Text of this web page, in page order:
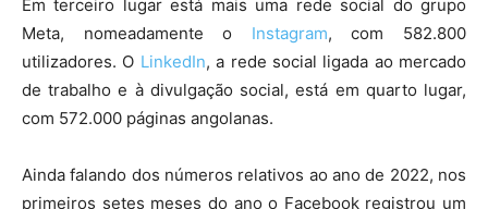
Em terceiro lugar está mais uma rede social do grupo
Meta, nomeadamente o Instagram, com 582.800
utilizadores. O LinkedIn, a rede social ligada ao mercado
de trabalho e à divulgação social, está em quarto lugar,
com 572.000 páginas angolanas.
Ainda falando dos números relativos ao ano de 2022, nos
primeiros setes meses do ano o Facebook registrou um